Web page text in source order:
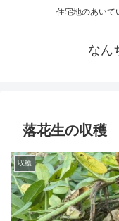
住宅地のあいて
なん
落花生の収穫
収穫